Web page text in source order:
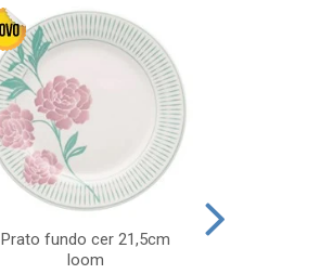
Prato fundo cer 21,5cm
loom